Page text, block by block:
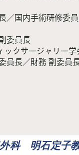
／国内手術研修委
委員長
クサージャリー学
員長／財務 副委員
外科 明石定子